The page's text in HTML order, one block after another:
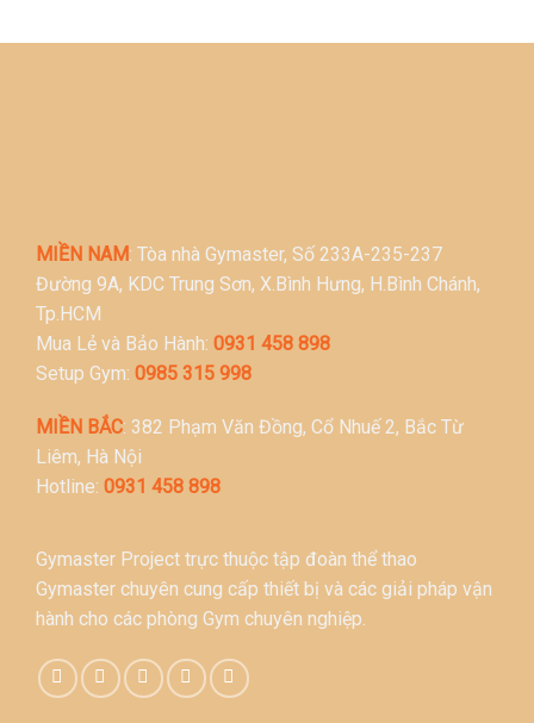
MIỀN NAM: Tòa nhà Gymaster, Số 233A-235-237
Đường 9A, KDC Trung Sơn, X.Bình Hưng, H.Bình Chánh,
Tp.HCM
Mua Lẻ và Bảo Hành: 0931 458 898
Setup Gym: 0985 315 998
MIỀN BẮC: 382 Phạm Văn Đồng, Cổ Nhuế 2, Bắc Từ
Liêm, Hà Nội
Hotline: 0931 458 898
Gymaster Project trực thuộc tập đoàn thể thao
Gymaster chuyên cung cấp thiết bị và các giải pháp vận
hành cho các phòng Gym chuyên nghiệp.